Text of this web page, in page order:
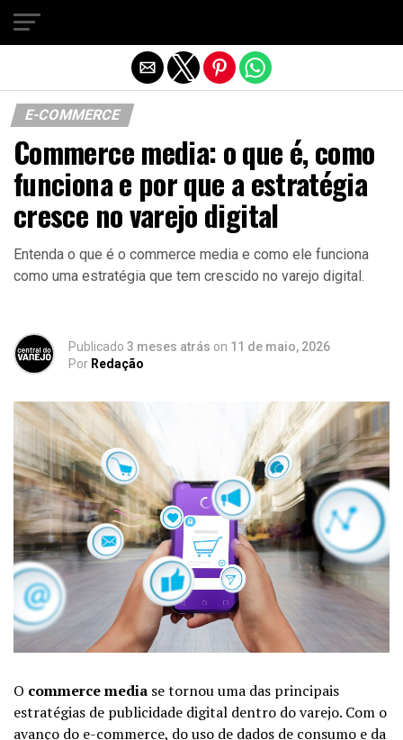
E-COMMERCE
Commerce media: o que é, como
funciona e por que a estratégia
cresce no varejo digital
Entenda o que é o commerce media e como ele funciona
como uma estratégia que tem crescido no varejo digital.
Publicado 3 meses atrás on 11 de maio, 2026
Por Redação
O commerce media se tornou uma das principais
estratégias de publicidade digital dentro do varejo. Com o
avanço do e-commerce, do uso de dados de consumo e da